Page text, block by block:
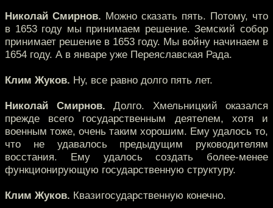
Николай Смирнов. Можно сказать пять. Потому, что
в 1653 году мы принимаем решение. Земский собор
принимает решение в 1653 году. Мы войну начинаем в
1654 году. А в январе уже Переяславская Рада.
Клим Жуков. Ну, все равно долго пять лет.
Николай Смирнов. Долго. Хмельницкий оказался
прежде всего государственным деятелем, хотя и
военным тоже, очень таким хорошим. Ему удалось то,
что не удавалось предыдущим руководителям
восстания. Ему удалось создать более-менее
функционирующую государственную структуру.
Клим Жуков. Квазигосударственную конечно.